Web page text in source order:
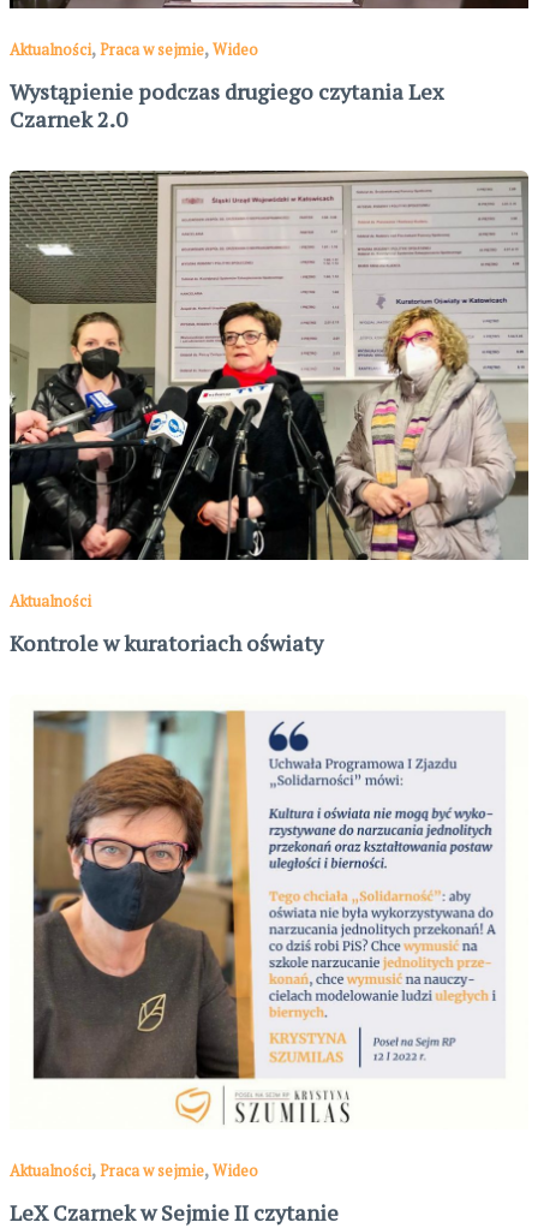
Aktualności,Praca w sejmie,Wideo
Wystąpienie podczas drugiego czytania Lex
Czarnek 2.0
Aktualności
Kontrole w kuratoriach oświaty
Aktualności,Praca w sejmie,Wideo
LeX Czarnek w Sejmie II czytanie